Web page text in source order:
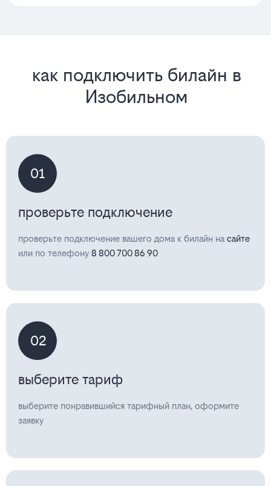
как подключить билайн в
Изобильном
01
проверьте подключение
проверьте подключение вашего дома к билайн на сайте
или по телефону 8 800 700 86 90
02
выберите тариф
выберите понравившийся тарифный план, оформите
заявку